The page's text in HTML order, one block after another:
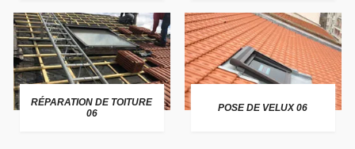
RÉPARATION DE TOITURE
06
POSE DE VELUX 06